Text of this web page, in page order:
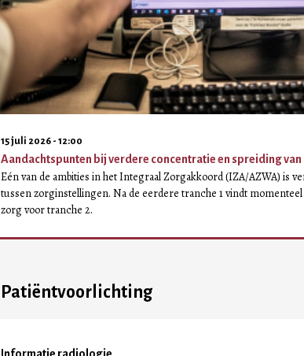
15 juli 2026 - 12:00
Aandachtspunten bij verdere concentratie en spreiding
Eén van de ambities in het Integraal Zorgakkoord (IZA/AZWA) is
tussen zorginstellingen. Na de eerdere tranche 1 vindt
zorg voor tranche 2.
Patiëntvoorlichting
Informatie radiologie